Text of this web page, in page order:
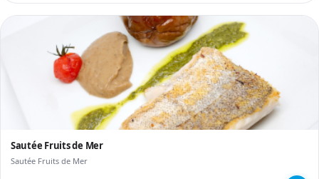
Sautée Fruits de Mer
Sautée Fruits de Mer